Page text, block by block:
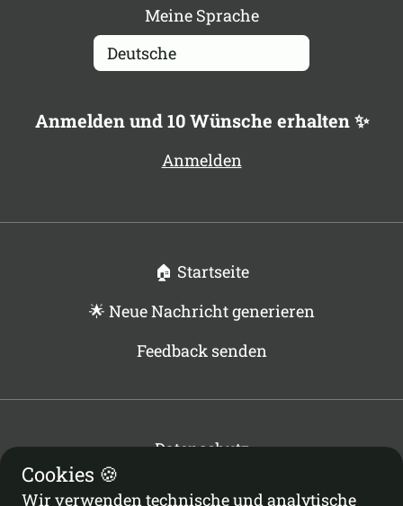
Cookies 🍪
Wir verwenden technische und analytische
Meine Sprache
Anmelden und 10 Wünsche erhalten ✨
Anmelden
🏠 Startseite
🌟 Neue Nachricht generieren
Feedback senden
Datenschutz
Cookie-Richtlinie